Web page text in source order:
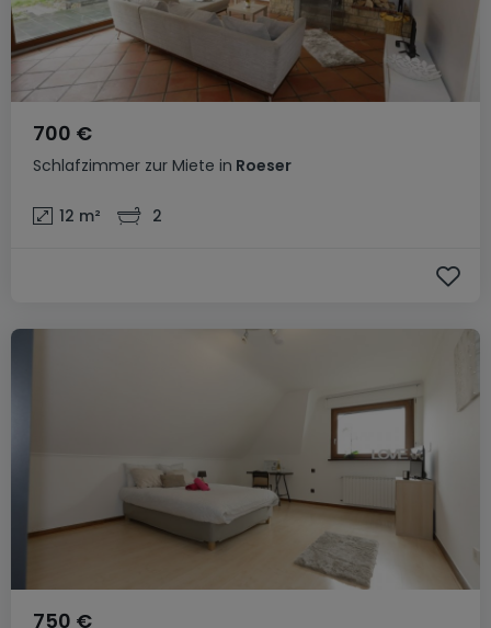
Schlafzimmer zur Miete in Roeser
700 €
12 m² 2
750 €